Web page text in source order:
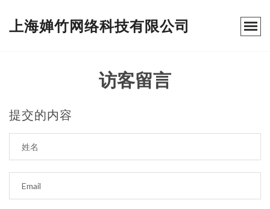
上海婵竹网络科技有限公司
访客留言
提交的内容